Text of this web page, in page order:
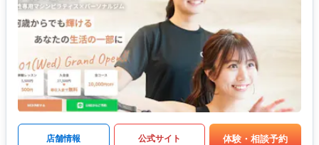
店舗情報 公式サイト 体験・相談予約